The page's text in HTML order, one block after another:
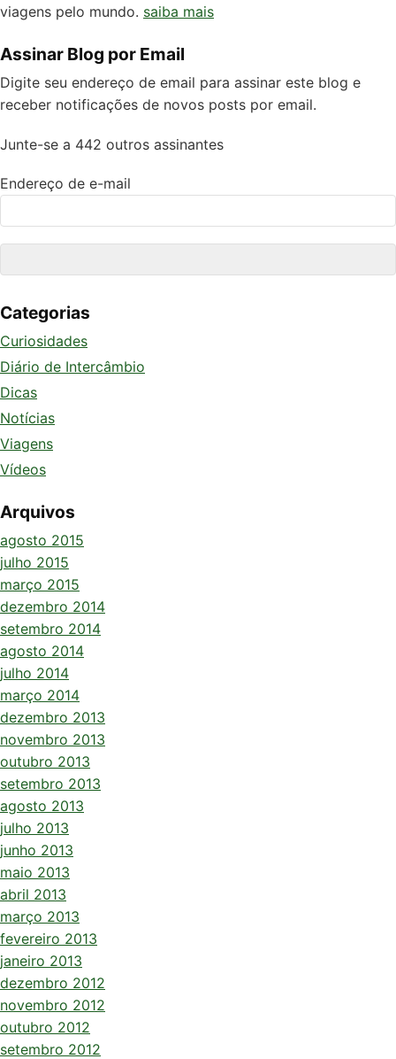
viagens pelo mundo. saiba mais
Assinar Blog por Email
Digite seu endereço de email para assinar este blog e
receber notificações de novos posts por email.
Junte-se a 442 outros assinantes
Endereço de e-mail
Categorias
Curiosidades
Diário de Intercâmbio
Dicas
Notícias
Viagens
Vídeos
Arquivos
agosto 2015
julho 2015
março 2015
dezembro 2014
setembro 2014
agosto 2014
julho 2014
março 2014
dezembro 2013
novembro 2013
outubro 2013
setembro 2013
agosto 2013
julho 2013
junho 2013
maio 2013
abril 2013
março 2013
fevereiro 2013
janeiro 2013
dezembro 2012
novembro 2012
outubro 2012
setembro 2012